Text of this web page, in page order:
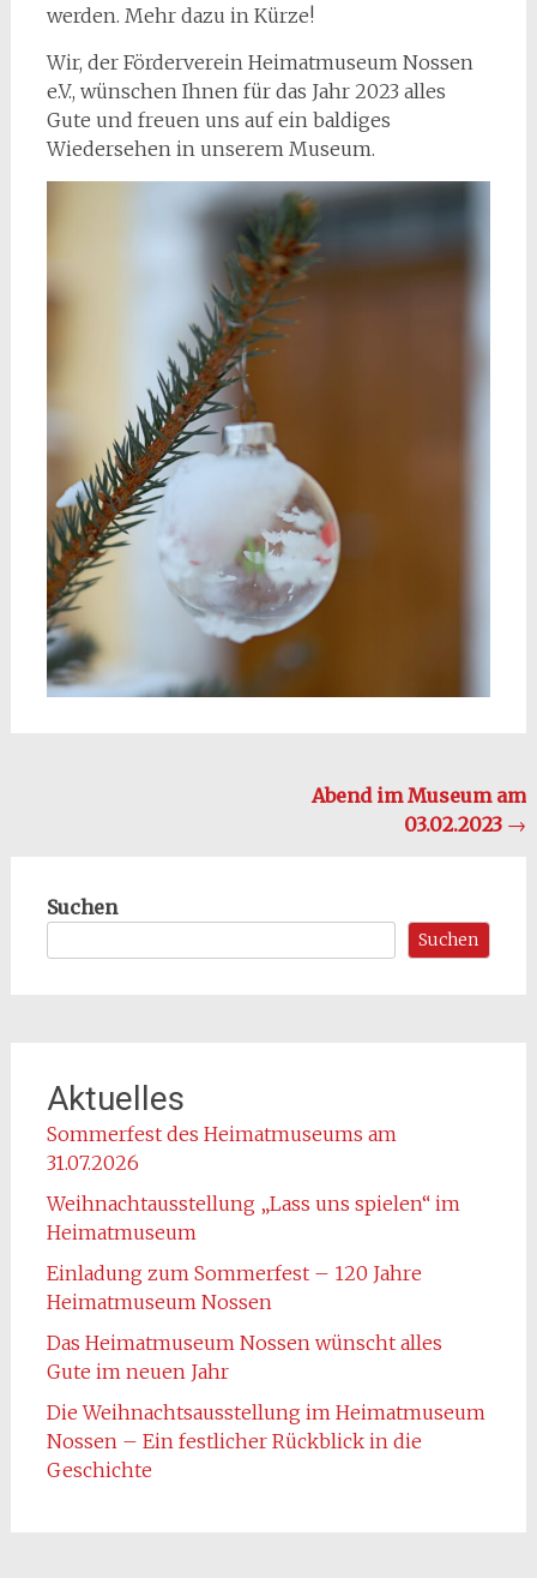
werden. Mehr dazu in Kürze!
Wir, der Förderverein Heimatmuseum Nossen
e.V., wünschen Ihnen für das Jahr 2023 alles
Gute und freuen uns auf ein baldiges
Wiedersehen in unserem Museum.
Abend im Museum am
03.02.2023 →
Suchen
Suchen
Aktuelles
Sommerfest des Heimatmuseums am
31.07.2026
Weihnachtausstellung „Lass uns spielen“ im
Heimatmuseum
Einladung zum Sommerfest – 120 Jahre
Heimatmuseum Nossen
Das Heimatmuseum Nossen wünscht alles
Gute im neuen Jahr
Die Weihnachtsausstellung im Heimatmuseum
Nossen – Ein festlicher Rückblick in die
Geschichte